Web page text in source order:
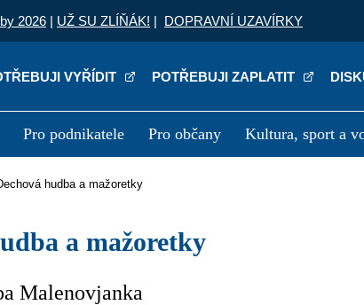
2026 | UŽ SU ZLÍŇÁK! | DOPRAVNÍ UZAVÍRKY
VYŘÍDIT POTŘEBUJI ZAPLATIT
Pro podnikatele Pro občany Kultura, sport a
Kariéra
Dechová hudba a mažoretky
a mažoretky
Malenovjanka